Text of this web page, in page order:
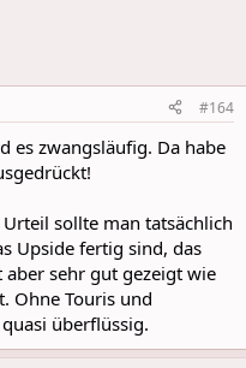
#164
es zwangsläufig. Da habe
sollte man tatsächlich
Upside fertig sind, das
sehr gut gezeigt wie
Ohne Touris und
überflüssig.